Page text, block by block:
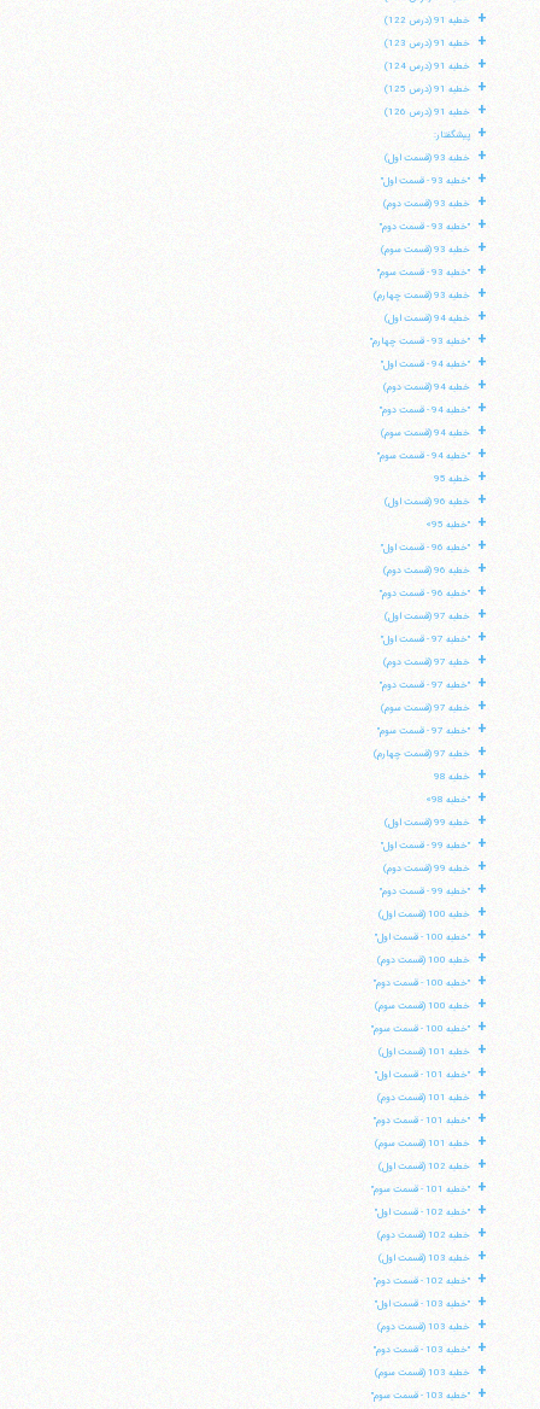
+ خطبه 91 (درس 122)
+ خطبه 91 (درس 123)
+ خطبه 91 (درس 124)
+ خطبه 91 (درس 125)
+ خطبه 91 (درس 126)
+ پیشگفتار:
+ خطبه 93 (قسمت اول)
+ "خطبه 93 - قسمت اول"
+ خطبه 93 (قسمت دوم)
+ "خطبه 93 - قسمت دوم"
+ خطبه 93 (قسمت سوم)
+ "خطبه 93 - قسمت سوم"
+ خطبه 93 (قسمت چهارم)
+ خطبه 94 (قسمت اول)
+ "خطبه 93 - قسمت چهارم"
+ "خطبه 94 - قسمت اول"
+ خطبه 94 (قسمت دوم)
+ "خطبه 94 - قسمت دوم"
+ خطبه 94 (قسمت سوم)
+ "خطبه 94 - قسمت سوم"
+ خطبه 95
+ خطبه 96 (قسمت اول)
+ "خطبه 95»
+ "خطبه 96 - قسمت اول"
+ خطبه 96 (قسمت دوم)
+ "خطبه 96 - قسمت دوم"
+ خطبه 97 (قسمت اول)
+ "خطبه 97 - قسمت اول"
+ خطبه 97 (قسمت دوم)
+ "خطبه 97 - قسمت دوم"
+ خطبه 97 (قسمت سوم)
+ "خطبه 97 - قسمت سوم"
+ خطبه 97 (قسمت چهارم)
+ خطبه 98
+ "خطبه 98»
+ خطبه 99 (قسمت اول)
+ "خطبه 99 - قسمت اول"
+ خطبه 99 (قسمت دوم)
+ "خطبه 99 - قسمت دوم"
+ خطبه 100 (قسمت اول)
+ "خطبه 100 - قسمت اول"
+ خطبه 100 (قسمت دوم)
+ "خطبه 100 - قسمت دوم"
+ خطبه 100 (قسمت سوم)
+ "خطبه 100 - قسمت سوم"
+ خطبه 101 (قسمت اول)
+ "خطبه 101 - قسمت اول"
+ خطبه 101 (قسمت دوم)
+ "خطبه 101 - قسمت دوم"
+ خطبه 101 (قسمت سوم)
+ خطبه 102 (قسمت اول)
+ "خطبه 101 - قسمت سوم"
+ "خطبه 102 - قسمت اول"
+ خطبه 102 (قسمت دوم)
+ خطبه 103 (قسمت اول)
+ "خطبه 102 - قسمت دوم"
+ "خطبه 103 - قسمت اول"
+ خطبه 103 (قسمت دوم)
+ "خطبه 103 - قسمت دوم"
+ خطبه 103 (قسمت سوم)
+ "خطبه 103 - قسمت سوم"